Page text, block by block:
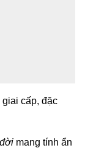
cấp, đặc
mang tính ẩn